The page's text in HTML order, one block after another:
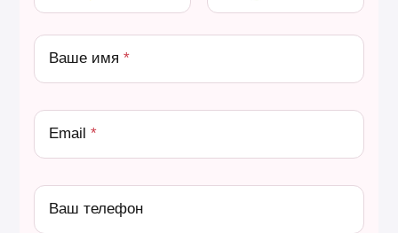
Ваше имя
Email
Ваш телефон